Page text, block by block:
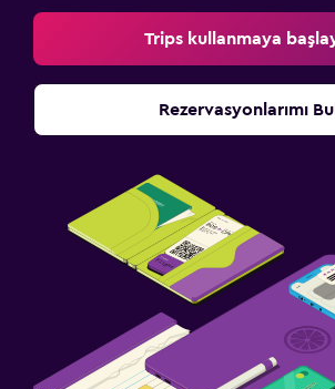
Trips kullanmaya
Rezervasyonlarımı Bul